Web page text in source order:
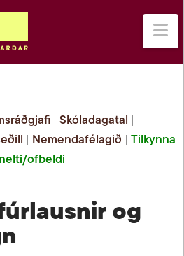
| Skóladagatal
Nemendafélagið |Tilkynna
ofbeldi
og